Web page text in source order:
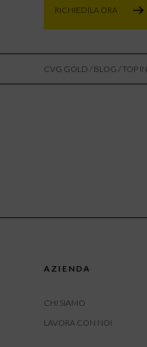
RICHIEDILA ORA
CVG GOLD / BLOG / TOP
AZIENDA
CHI SIAMO
LAVORA CON NOI